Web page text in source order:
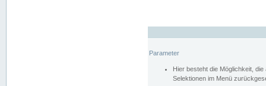
Parameter
Hier besteht die Möglichkeit,
Selektionen im Menü